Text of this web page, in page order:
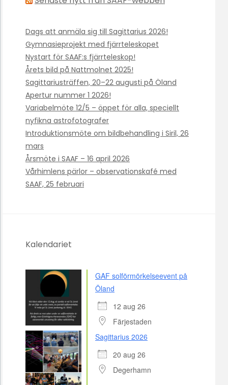
Dags att anmäla sig till Sagittarius 2026!
Gymnasieprojekt med fjärrteleskopet
Nystart för SAAF:s fjärrteleskop!
Årets bild på Nattmolnet 2025!
Sagittariusträffen, 20–22 augusti på Öland
Apertur nummer 1 2026!
Variabelmöte 12/5 – öppet för alla, speciellt
nyfikna astrofotografer
Introduktionsmöte om bildbehandling i Siril, 26
mars
Årsmöte i SAAF – 16 april 2026
Vårhimlens pärlor – observationskafé med
SAAF, 25 februari
Kalendariet
GAF solförmörkelseevent på
Öland
12 aug 26
Färjestaden
Sagittarius 2026
20 aug 26
Degerhamn